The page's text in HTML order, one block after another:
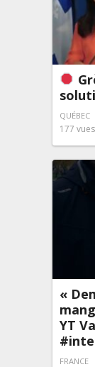
QUÉBEC
177 vues
«
YT
FRANCE